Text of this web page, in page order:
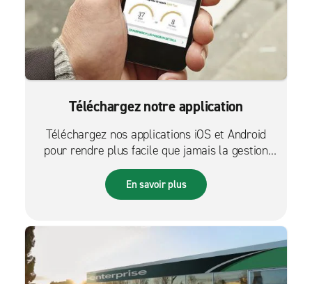
Téléchargez notre application
Téléchargez nos applications iOS et Android
pour rendre plus facile que jamais la gestion
des réservations sur le pouce.
En savoir plus